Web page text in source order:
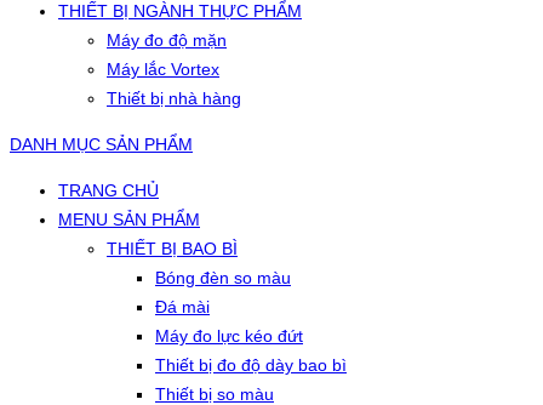
THIẾT BỊ NGÀNH THỰC PHẨM
Máy đo độ mặn
Máy lắc Vortex
Thiết bị nhà hàng
DANH MỤC SẢN PHẨM
TRANG CHỦ
MENU SẢN PHẨM
THIẾT BỊ BAO BÌ
Bóng đèn so màu
Đá mài
Máy đo lực kéo đứt
Thiết bị đo độ dày bao bì
Thiết bị so màu